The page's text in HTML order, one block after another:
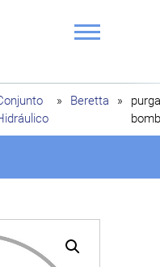
Ragas
» Beretta »